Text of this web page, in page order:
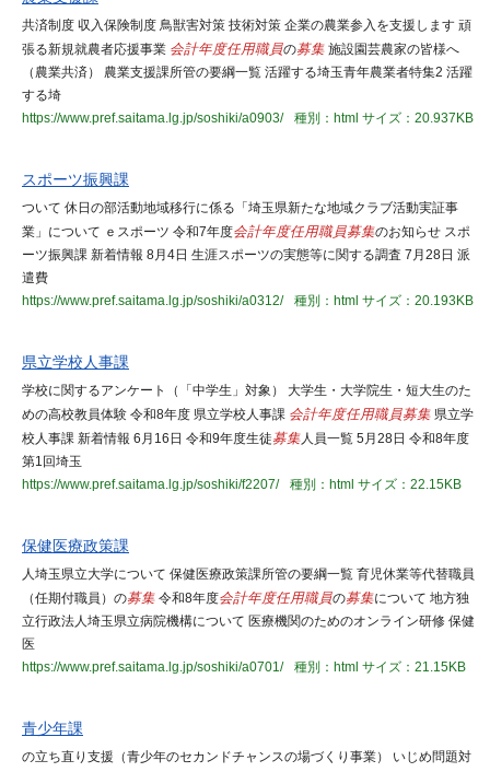
共済制度 収入保険制度 鳥獣害対策 技術対策 企業の農業参入を支援します 頑
張る新規就農者応援事業 会計年度任用職員の募集 施設園芸農家の皆様へ
（農業共済） 農業支援課所管の要綱一覧 活躍する埼玉青年農業者特集2 活躍
する埼
https://www.pref.saitama.lg.jp/soshiki/a0903/
種別：html サイズ：20.937KB
スポーツ振興課
ついて 休日の部活動地域移行に係る「埼玉県新たな地域クラブ活動実証事
業」について ｅスポーツ 令和7年度会計年度任用職員募集のお知らせ スポ
ーツ振興課 新着情報 8月4日 生涯スポーツの実態等に関する調査 7月28日 派
遣費
https://www.pref.saitama.lg.jp/soshiki/a0312/
種別：html サイズ：20.193KB
県立学校人事課
学校に関するアンケート（「中学生」対象） 大学生・大学院生・短大生のた
めの高校教員体験 令和8年度 県立学校人事課 会計年度任用職員募集 県立学
校人事課 新着情報 6月16日 令和9年度生徒募集人員一覧 5月28日 令和8年度
第1回埼玉
https://www.pref.saitama.lg.jp/soshiki/f2207/
種別：html サイズ：22.15KB
保健医療政策課
人埼玉県立大学について 保健医療政策課所管の要綱一覧 育児休業等代替職員
（任期付職員）の募集 令和8年度会計年度任用職員の募集について 地方独
立行政法人埼玉県立病院機構について 医療機関のためのオンライン研修 保健
医
https://www.pref.saitama.lg.jp/soshiki/a0701/
種別：html サイズ：21.15KB
青少年課
の立ち直り支援（青少年のセカンドチャンスの場づくり事業） いじめ問題対